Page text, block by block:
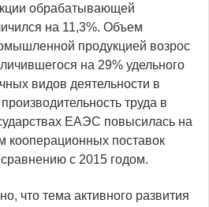
обрабатывающей
на 11,3%. Объем
продукцией возрос
на 29% удельного
видов деятельности в
труда в
ЕАЭС повысилась на
кооперационных поставок
с 2015 годом.
что тема активного развития